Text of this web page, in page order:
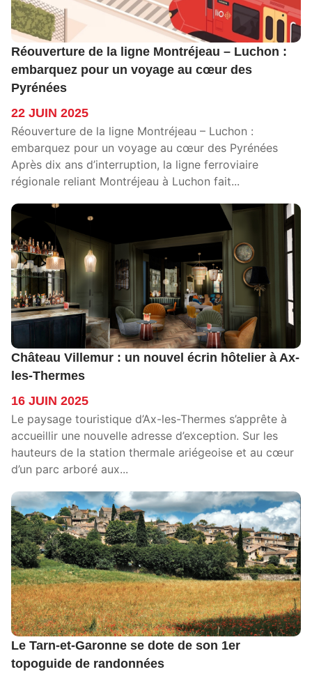
Réouverture de la ligne Montréjeau – Luchon :
embarquez pour un voyage au cœur des
Pyrénées
22 JUIN 2025
Réouverture de la ligne Montréjeau – Luchon :
embarquez pour un voyage au cœur des Pyrénées
Après dix ans d’interruption, la ligne ferroviaire
régionale reliant Montréjeau à Luchon fait...
Château Villemur : un nouvel écrin hôtelier à Ax-
les-Thermes
16 JUIN 2025
Le paysage touristique d’Ax-les-Thermes s’apprête à
accueillir une nouvelle adresse d’exception. Sur les
hauteurs de la station thermale ariégeoise et au cœur
d’un parc arboré aux...
Le Tarn-et-Garonne se dote de son 1er
topoguide de randonnées